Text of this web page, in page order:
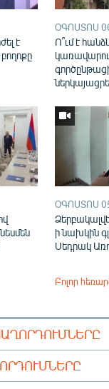
է
ՕԳՈՍՏՈՍ
Ո՞ւմ է
ՕԳՈՍՏՈՍ
ի նախկին
Սեդրակ
Բոլոր